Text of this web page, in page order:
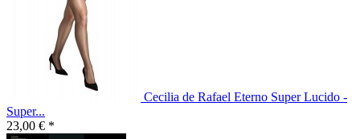
Cecilia de Rafael Eterno Super Lucido -
Super...
23,00 € *